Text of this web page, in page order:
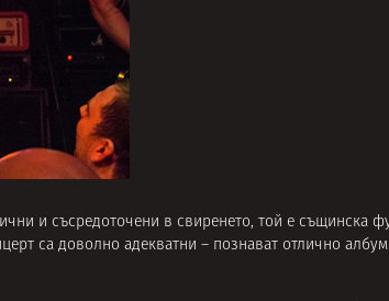
и съсредоточени в свиренето, той е същинска
са доволно адекватни – познават отлично